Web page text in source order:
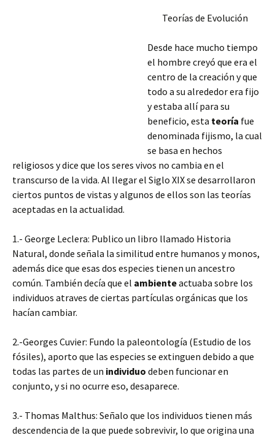
Teorías de Evolución
Desde hace mucho tiempo
el hombre creyó que era el
centro de la creación y que
todo a su alrededor era fijo
y estaba allí para su
beneficio, esta teoría fue
denominada fijismo, la cual
se basa en hechos
religiosos y dice que los seres vivos no cambia en el
transcurso de la vida. Al llegar el Siglo XIX se desarrollaron
ciertos puntos de vistas y algunos de ellos son las teorías
aceptadas en la actualidad.
1.- George Leclera: Publico un libro llamado Historia
Natural, donde señala la similitud entre humanos y monos,
además dice que esas dos especies tienen un ancestro
común. También decía que el ambienteactuaba sobre los
individuos atraves de ciertas partículas orgánicas que los
hacían cambiar.
2.-Georges Cuvier: Fundo la paleontología (Estudio de los
fósiles), aporto que las especies se extinguen debido a que
todas las partes de un individuo deben funcionar en
conjunto, y si no ocurre eso, desaparece.
3.- Thomas Malthus: Señalo que los individuos tienen más
descendencia de la que puede sobrevivir, lo que origina una